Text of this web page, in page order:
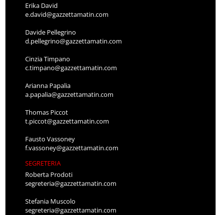
Erika David
e.david@gazzettamatin.com
Davide Pellegrino
d.pellegrino@gazzettamatin.com
Cinzia Timpano
c.timpano@gazzettamatin.com
Arianna Papalia
a.papalia@gazzettamatin.com
Thomas Piccot
t.piccot@gazzettamatin.com
Fausto Vassoney
f.vassoney@gazzettamatin.com
SEGRETERIA
Roberta Prodoti
segreteria@gazzettamatin.com
Stefania Muscolo
segreteria@gazzettamatin.com